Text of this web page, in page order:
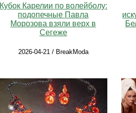
Кубок Карелии по волейболу:
подопечные Павла
Морозова взяли верх в
Сегеже
2026-04-21 / BreakModa